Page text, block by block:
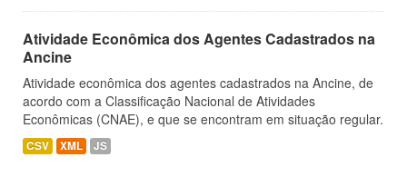
Atividade Econômica dos Agentes Cadastrados na
Ancine
Atividade econômica dos agentes cadastrados na Ancine, de
acordo com a Classificação Nacional de Atividades
Econômicas (CNAE), e que se encontram em situação regular.
CSV XML JS